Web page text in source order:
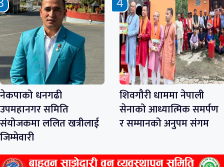
नेकपाको धनगढी
उपमहानगर समिति
संयोजकमा ललित खत्रीलाई
जिम्मेवारी
शिवगौरी धाममा नेपाली
सेनाको आध्यात्मिक समर्पण
र सम्मानको अनुपम संगम